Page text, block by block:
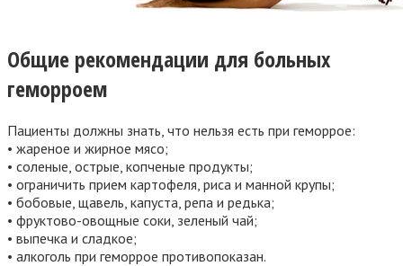
Общие рекомендации для больных
геморроем
Пациенты должны знать, что нельзя есть при геморрое:
• жареное и жирное мясо;
• соленые, острые, копченые продукты;
• ограничить прием картофеля, риса и манной крупы;
• бобовые, щавель, капуста, репа и редька;
• фруктово-овощные соки, зеленый чай;
• выпечка и сладкое;
• алкоголь при геморрое противопоказан.